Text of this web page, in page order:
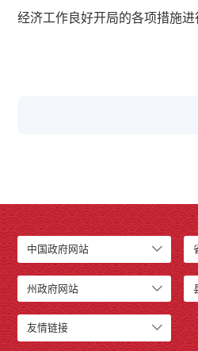
经济工作良好开局的各项措施进
中国政府网站
州政府网站
友情链接